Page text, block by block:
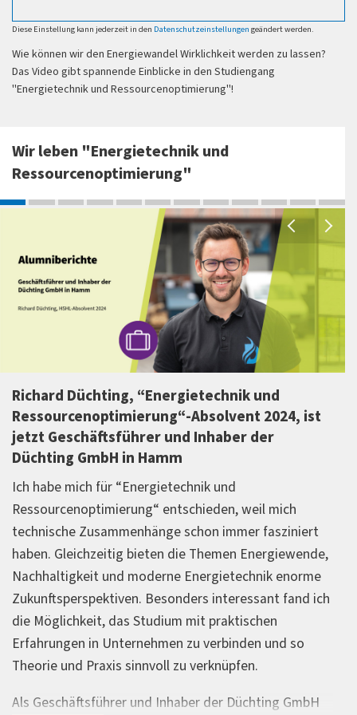
Diese Einstellung kann jederzeit in den Datenschutzeinstellungen geändert werden.
Wie können wir den Energiewandel Wirklichkeit werden zu lassen?
Das Video gibt spannende Einblicke in den Studiengang
"Energietechnik und Ressourcenoptimierung"!
Wir leben "Energietechnik und
Ressourcenoptimierung"
Richard Düchting, “Energietechnik und
Ressourcenoptimierung“-Absolvent 2024, ist
jetzt Geschäftsführer und Inhaber der
Düchting GmbH in Hamm
Ich habe mich für “Energietechnik und
Ressourcenoptimierung“ entschieden, weil mich
technische Zusammenhänge schon immer fasziniert
haben. Gleichzeitig bieten die Themen Energiewende,
Nachhaltigkeit und moderne Energietechnik enorme
Zukunftsperspektiven. Besonders interessant fand ich
die Möglichkeit, das Studium mit praktischen
Erfahrungen in Unternehmen zu verbinden und so
Theorie und Praxis sinnvoll zu verknüpfen.
Als Geschäftsführer und Inhaber der Düchting GmbH